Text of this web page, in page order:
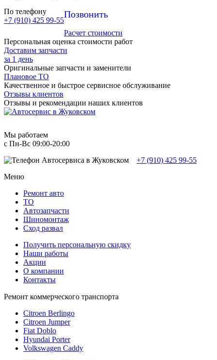
По телефону
+7 (910) 425 99-55
Позвонить
Расчет стоимости
Персональная оценка стоимости работ
Доставим запчасти
за 1 день
Оригинальные запчасти и заменители
Плановое ТО
Качественное и быстрое сервисное обслуживание
Отзывы клиентов
Отзывы и рекомендации наших клиентов
Мы работаем
с Пн-Вc 09:00-20:00
+7 (910) 425 99-55
Меню
Ремонт авто
TO
Автозапчасти
Шиномонтаж
Сход развал
Получить персональную скидку
Наши работы
Акции
О компании
Контакты
Ремонт коммерческого транспорта
Citroen Berlingo
Citroen Jumper
Fiat Doblo
Hyundai Porter
Volkswagen Caddy